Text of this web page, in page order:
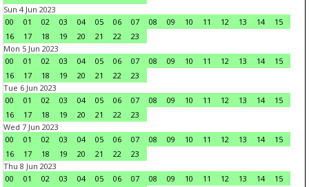
Sun 4 Jun 2023
00
01 02 03 04 05 06 07 08 09 10 11 12 13 14
15
16
17 18 19 20 21 22
23
Mon 5 Jun 2023
00
01 02 03 04 05 06 07 08 09 10 11 12 13 14
15
16
17 18 19 20 21 22
23
Tue 6 Jun 2023
00
01 02 03 04 05 06 07 08 09 10 11 12 13 14
15
16
17 18 19 20 21 22
23
Wed 7 Jun 2023
00
01 02 03 04 05 06 07 08 09 10 11 12 13 14
15
16
17 18 19 20 21 22
23
Thu 8 Jun 2023
00
01 02 03 04 05 06 07 08 09 10 11 12 13 14
15